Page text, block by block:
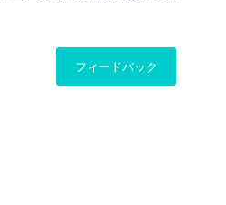
フィードバック